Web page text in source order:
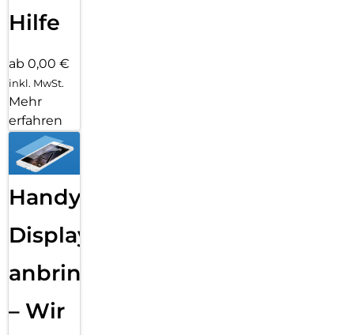
Hilfe
ab 0,00 €
inkl. MwSt.
Mehr
erfahren
Handy
Displayfolie
anbringen
– Wir